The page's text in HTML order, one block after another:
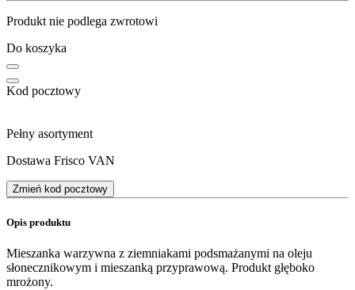
Produkt nie podlega zwrotowi
Do koszyka
Kod pocztowy
Pełny asortyment
Dostawa Frisco VAN
Zmień kod pocztowy
Opis produktu
Mieszanka warzywna z ziemniakami podsmażanymi na oleju
słonecznikowym i mieszanką przyprawową. Produkt głęboko
mrożony.